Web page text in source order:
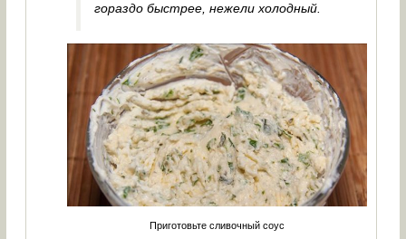
гораздо быстрее, нежели холодный.
Приготовьте сливочный соус